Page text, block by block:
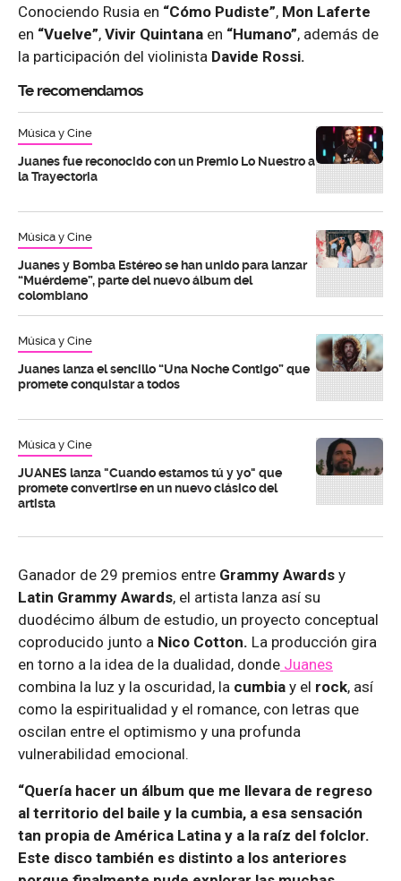
Conociendo Rusia en “Cómo Pudiste”, Mon Laferte
en “Vuelve”, Vivir Quintana en “Humano”, además de
la participación del violinista Davide Rossi.
Te recomendamos
Música y Cine
Juanes fue reconocido con un Premio Lo Nuestro a
la Trayectoria
Música y Cine
Juanes y Bomba Estéreo se han unido para lanzar
“Muérdeme”, parte del nuevo álbum del
colombiano
Música y Cine
Juanes lanza el sencillo “Una Noche Contigo” que
promete conquistar a todos
Música y Cine
JUANES lanza "Cuando estamos tú y yo" que
promete convertirse en un nuevo clásico del
artista
Ganador de 29 premios entre Grammy Awards y
Latin Grammy Awards, el artista lanza así su
duodécimo álbum de estudio, un proyecto conceptual
coproducido junto a Nico Cotton. La producción gira
en torno a la idea de la dualidad, donde Juanes
combina la luz y la oscuridad, la cumbia y el rock, así
como la espiritualidad y el romance, con letras que
oscilan entre el optimismo y una profunda
vulnerabilidad emocional.
“Quería hacer un álbum que me llevara de regreso
al territorio del baile y la cumbia, a esa sensación
tan propia de América Latina y a la raíz del folclor.
Este disco también es distinto a los anteriores